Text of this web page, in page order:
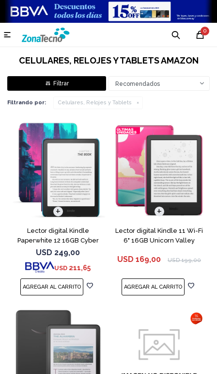
0

CELULARES, RELOJES Y TABLETS AMAZON
Recomendados
Filtrando por: Celulares, Relojes y Tablets
Lector digital Kindle
Paperwhite 12 16GB Cyber
City
USD 249,00
USD 211,65
Lector digital Kindle 11 Wi-Fi
6" 16GB Unicorn Valley
USD 169,00 USD 199,00